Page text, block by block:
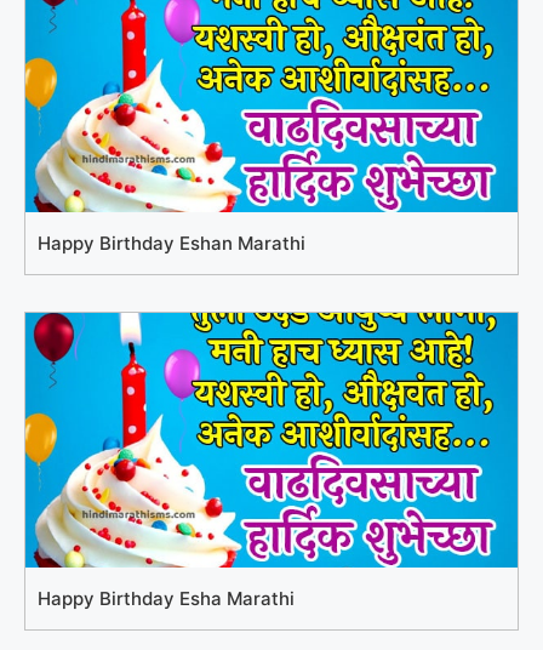
Happy Birthday Eshan Marathi
Happy Birthday Esha Marathi